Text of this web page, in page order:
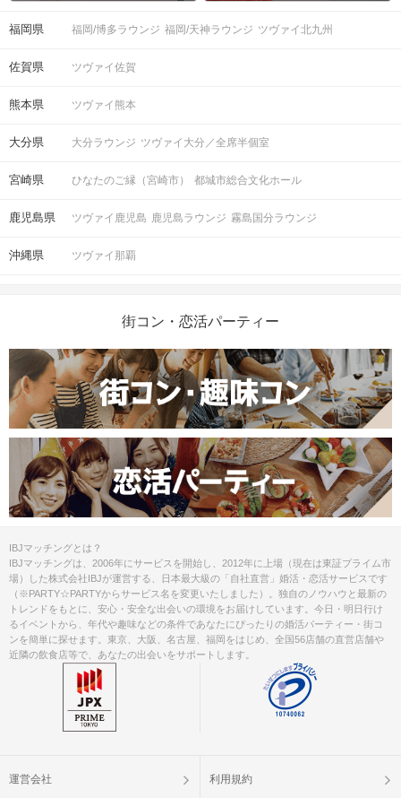
福岡県 福岡/博多ラウンジ 福岡/天神ラウンジ ツヴァイ北九州
佐賀県 ツヴァイ佐賀
熊本県 ツヴァイ熊本
大分県 大分ラウンジ ツヴァイ大分／全席半個室
宮崎県 ひなたのご縁（宮崎市） 都城市総合文化ホール
鹿児島県 ツヴァイ鹿児島 鹿児島ラウンジ 霧島国分ラウンジ
沖縄県 ツヴァイ那覇
街コン・恋活パーティー
IBJマッチングとは？
IBJマッチングは、2006年にサービスを開始し、2012年に上場（現在は東証プライム市
場）した株式会社IBJが運営する、日本最大級の「自社直営」婚活・恋活サービスです
（※PARTY☆PARTYからサービス名を変更いたしました）。独自のノウハウと最新の
トレンドをもとに、安心・安全な出会いの環境をお届けしています。今日・明日行け
るイベントから、年代や趣味などの条件であなたにぴったりの婚活パーティー・街コ
ンを簡単に探せます。東京、大阪、名古屋、福岡をはじめ、全国56店舗の直営店舗や
近隣の飲食店等で、あなたの出会いをサポートします。
運営会社 利用規約